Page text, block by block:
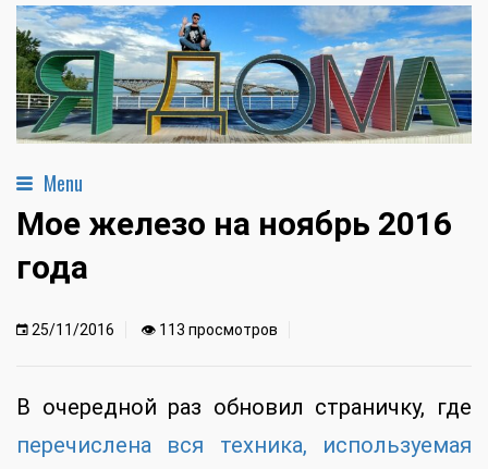
Menu
Мое железо на ноябрь 2016
года
25/11/2016 👁 113 просмотров
В очередной раз обновил страничку, где
перечислена вся техника, используемая